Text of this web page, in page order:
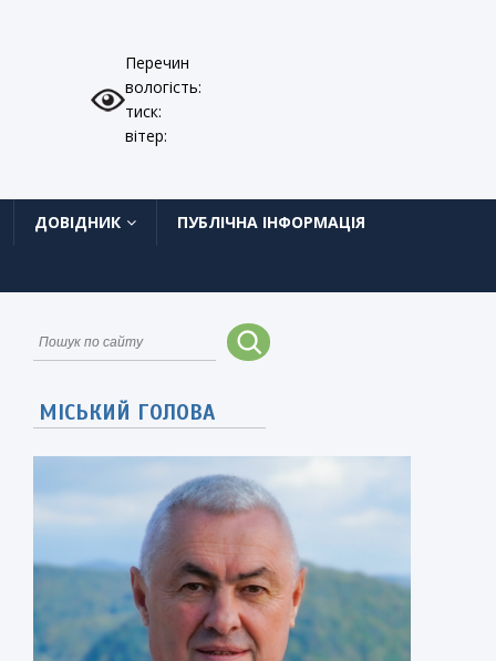
Перечин
вологість:
тиск:
вітер:
ДОВІДНИК ПУБЛІЧНА ІНФОРМАЦІЯ
МІСЬКИЙ ГОЛОВА